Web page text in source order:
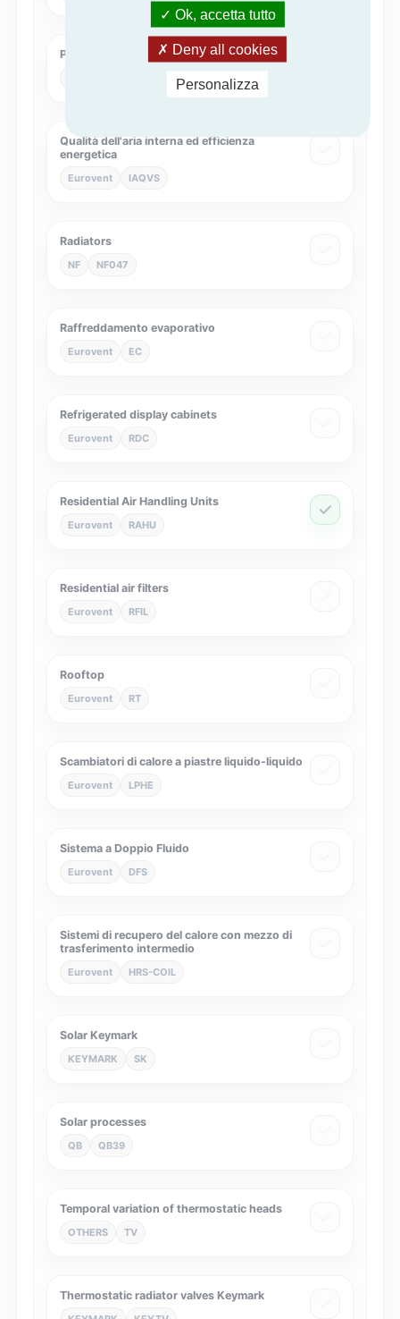
Pompe di calore Eurovent
Eurovent-HP
Qualità dell'aria interna ed efficienza
energetica
Eurovent IAQVS
Radiators
NF NF047
Raffreddamento evaporativo
Eurovent EC
Refrigerated display cabinets
Eurovent RDC
Residential Air Handling Units
Eurovent RAHU
Residential air filters
Eurovent RFIL
Rooftop
Eurovent RT
Scambiatori di calore a piastre liquido-liquido
Eurovent LPHE
Sistema a Doppio Fluido
Eurovent DFS
Sistemi di recupero del calore con mezzo di
trasferimento intermedio
Eurovent HRS-COIL
Solar Keymark
KEYMARK SK
Solar processes
QB QB39
Temporal variation of thermostatic heads
OTHERS TV
Thermostatic radiator valves Keymark
Ok, accetta tutto
Deny all cookies
Personalizza